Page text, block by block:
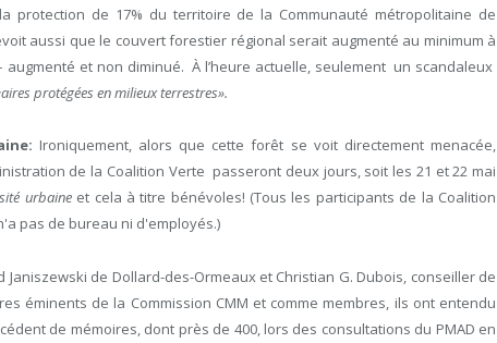
protection de 17% du territoire de la Communauté métropolitaine de
aussi que le couvert forestier régional serait augmenté au minimum à
augmenté et non diminué. À l’heure actuelle, seulement un scandaleux
protégées en milieux terrestres».
Ironiquement, alors que cette forêt se voit directement menacée,
de la Coalition Verte passeront deux jours, soit les 21 et 22 mai
urbaineet cela à titre bénévoles! (Tous les participants de la Coalition
pas de bureau ni d'employés.)
Janiszewski de Dollard-des-Ormeaux et Christian G. Dubois, conseiller de
éminents de la Commission CMM et comme membres, ils ont entendu
de mémoires, dont près de 400, lors des consultations du PMAD en